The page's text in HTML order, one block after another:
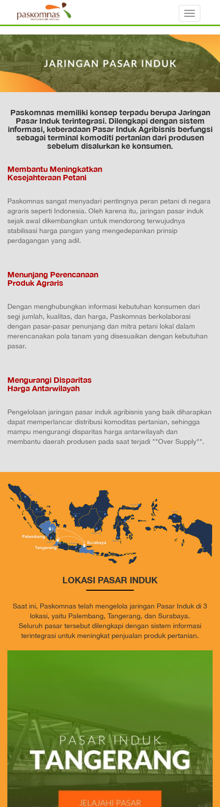
Toggle
Paskomnas memiliki konsep terpadu berupa Jaringan
Pasar Induk terintegrasi. Dilengkapi dengan sistem
informasi, keberadaan Pasar Induk Agribisnis berfungsi
sebagai terminal komoditi pertanian dari produsen
sebelum disalurkan ke konsumen.
Membantu Meningkatkan
Kesejahteraan Petani
Paskomnas sangat menyadari pentingnya peran petani di negara
agraris seperti Indonesia. Oleh karena itu, jaringan pasar induk
sejak awal dikembangkan untuk mendorong terwujudnya
stabilisasi harga pangan yang mengedepankan prinsip
perdagangan yang adil.
Menunjang Perencanaan
Produk Agraris
Dengan menghubungkan informasi kebutuhan konsumen dari
segi jumlah, kualitas, dan harga, Paskomnas berkolaborasi
dengan pasar-pasar penunjang dan mitra petani lokal dalam
merencanakan pola tanam yang disesuaikan dengan kebutuhan
pasar.
Mengurangi Disparitas
Harga Antarwilayah
Pengelolaan jaringan pasar induk agribisnis yang baik diharapkan
dapat memperlancar distribusi komoditas pertanian, sehingga
mampu mengurangi disparitas harga antarwilayah dan
membantu daerah produsen pada saat terjadi ""Over Supply"".
LOKASI PASAR INDUK
Saat ini, Paskomnas telah mengelola jaringan Pasar Induk di 3
lokasi, yaitu Palembang, Tangerang, dan Surabaya.
Seluruh pasar tersebut dilengkapi dengan sistem informasi
terintegrasi untuk meningkat penjualan produk pertanian.